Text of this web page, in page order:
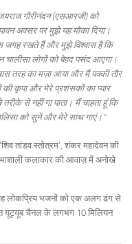
गौरीनंदन (एसआरजी) को
अवसर पर मुझे यह मौका दिया।
रखते हैं और मुझे विश्वास है कि
चालीसा लोगों को बेहद पसंद आएगा।
तरह का मज़ा आया और मैं पक्की तौर
की कृपा और मेरे प्रशंसकों का प्यार
से नहीं गा पाता। मैं चाहता हूं कि
को सुनें और मेरे साथ गाएं।”
तांडव स्तोत्रम’, शंकर महादेवन की
कलाकार की आवाज़ में अनोखे
लोकप्रिय भजनों को एक अलग ढंग से
यूट्यूब चैनल के लगभग 10 मिलियन